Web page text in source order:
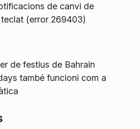
de canvi de
(error 269403)
de festius de Bahrain
també funcioni com a